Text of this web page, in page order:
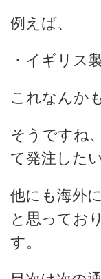
例えば、
・イギリス
これなんか
そうですね
て発注した
他にも海外
と思ってお
す。